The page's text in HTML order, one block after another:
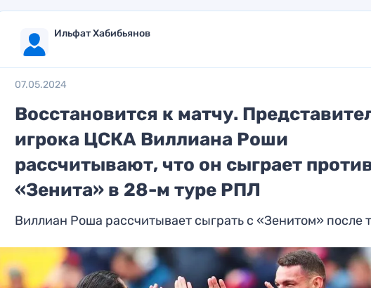
Ильфат Хабибьянов
07.05.2024
Восстановится к матчу.
игрока ЦСКА Виллиана Роши
рассчитывают, что он сыграет
«Зенита» в 28-м туре РПЛ
Виллиан Роша рассчитывает сыграть с «Зенитом» после